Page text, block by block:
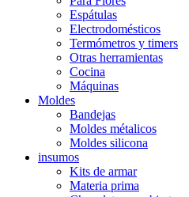
Espátulas
Electrodomésticos
Termómetros y timers
Otras herramientas
Cocina
Máquinas
Moldes
Bandejas
Moldes métalicos
Moldes silicona
insumos
Kits de armar
Materia prima